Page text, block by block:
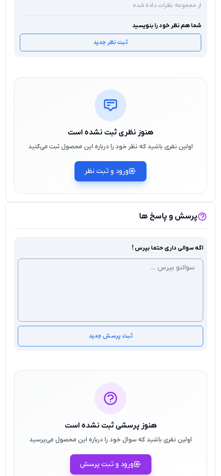
می توان گفت برای کسانی که می‌ خواهند با هزینه کم ، یک
سیستم پایدار راه‌ اندازی کنند ، انتخابی مناسب و کاربردی
از مجموعه نظرات داده شده
شما هم نظر خود را بنویسید
ثبت نظر جدید
هنوز نظری ثبت نشده است
اولین نفری باشید که نظر خود را درباره این محصول ثبت می‌کنید
ورود و ثبت نظر
پرسش و پاسخ ها
اگه سوالی داری حتما بپرس !
ثبت پرسش جدید
هنوز پرسشی ثبت نشده است
اولین نفری باشید که سوال خود را درباره این محصول می‌پرسید
ورود و ثبت پرسش